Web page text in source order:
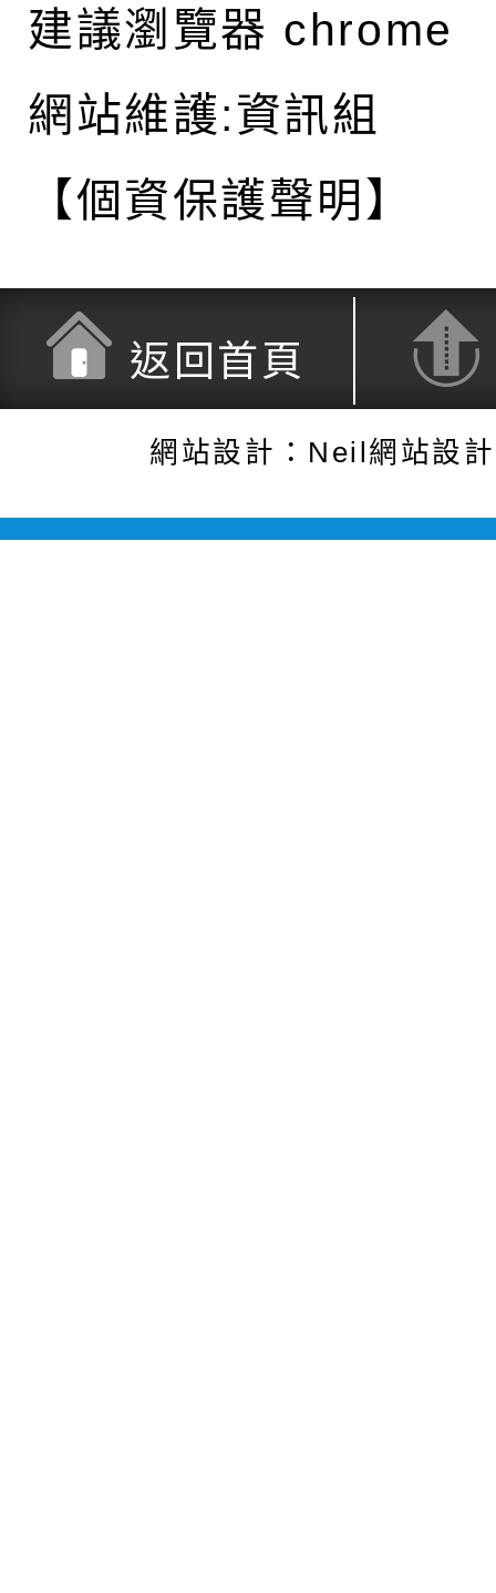
建議瀏覽器 chrome
網站維護:資訊組
【個資保護聲明】
返回首頁
網站設計：Neil網站設